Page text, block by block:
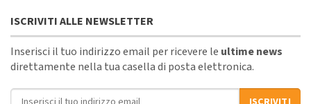
ISCRIVITI ALLE NEWSLETTER
Inserisci il tuo indirizzo email per ricevere le ultime news
direttamente nella tua casella di posta elettronica.
Indirizzo email